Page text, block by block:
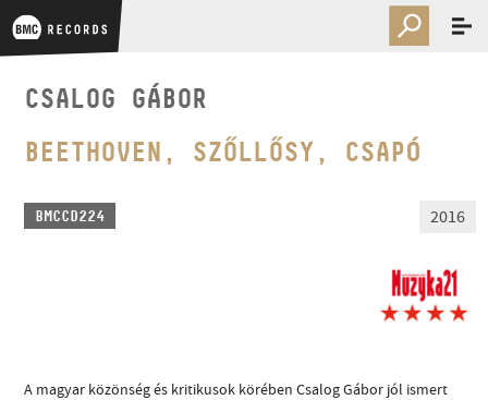
CSALOG GÁBOR
BEETHOVEN, SZŐLLŐSY, CSAPÓ
BMCCD224 2016
A magyar közönség és kritikusok körében Csalog Gábor jól ismert